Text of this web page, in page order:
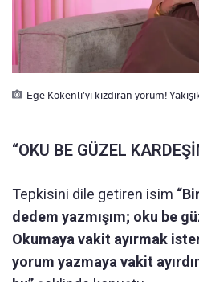
Ege Kökenli’yi kızdıran yorum!
“OKU BE GÜZEL
Tepkisini dile getiren isim
dedem yazmışım; oku be
Okumaya vakit ayırmak
yorum yazmaya vakit